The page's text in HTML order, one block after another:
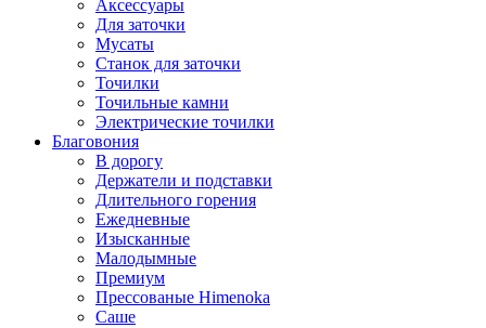
Аксессуары
Для заточки
Мусаты
Станок для заточки
Точилки
Точильные камни
Электрические точилки
Благовония
В дорогу
Держатели и подставки
Длительного горения
Ежедневные
Изысканные
Малодымные
Премиум
Прессованые Himenoka
Саше